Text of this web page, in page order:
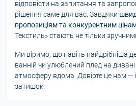
відповісти на запитання та
рішення саме для вас. Завдяки
пропозиціямта конкурентним
Текстиль» стають не тільки
Ми віримо, що навіть найдрібніша
ванній чи улюблений плед на
атмосферу вдома. Довірте це нам
затишок.